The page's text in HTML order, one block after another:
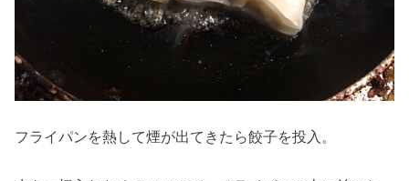
フライパンを熱して煙が出てきたら餃子を投入。